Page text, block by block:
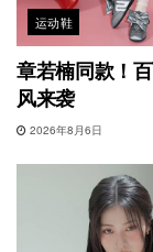
运动鞋
章若楠同款！
风来袭
2026年8月6日